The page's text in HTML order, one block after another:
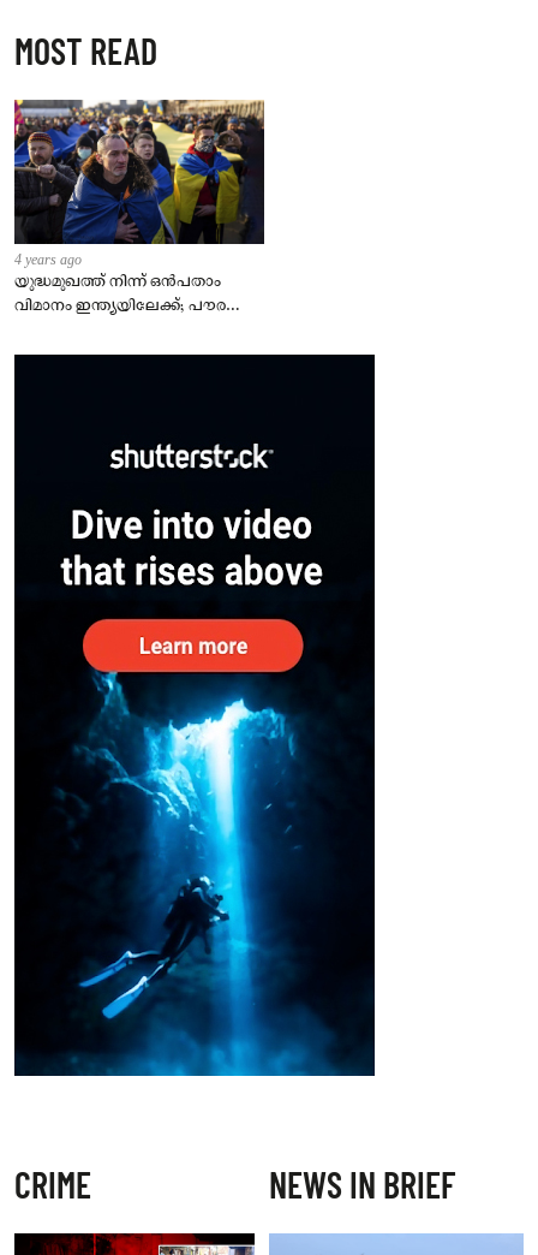
MOST READ
4 years ago
യുദ്ധമുഖത്ത് നിന്ന് ഒൻപതാം
വിമാനം ഇന്ത്യയിലേക്ക്; പൗരന്മാർ
– കേന്ദ്രം
CRIME NEWS IN BRIEF